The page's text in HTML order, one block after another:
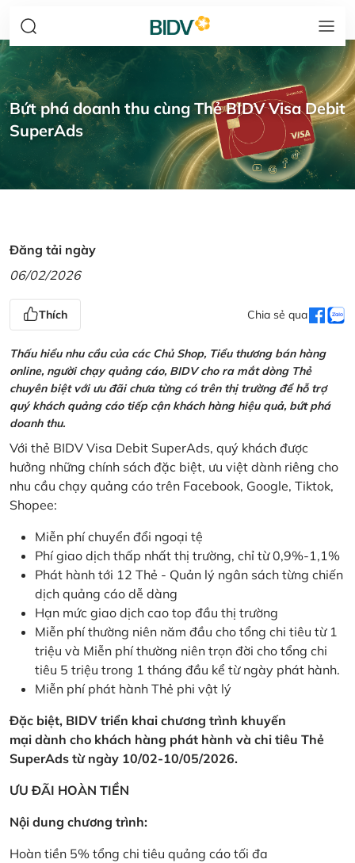
Bứt phá doanh thu cùng Thẻ BIDV Visa Debit
SuperAds
Đăng tải ngày
06/02/2026
Thích Chia sẻ qua
Thấu hiểu nhu cầu của các Chủ Shop, Tiểu thương bán hàng
online, người chạy quảng cáo, BIDV cho ra mắt dòng Thẻ
chuyên biệt với ưu đãi chưa từng có trên thị trường để hỗ trợ
quý khách quảng cáo tiếp cận khách hàng hiệu quả, bứt phá
doanh thu.
Với thẻ BIDV Visa Debit SuperAds, quý khách được
hưởng những chính sách đặc biệt, ưu việt dành riêng cho
nhu cầu chạy quảng cáo trên Facebook, Google, Tiktok,
Shopee:
Miễn phí chuyển đổi ngoại tệ
Phí giao dịch thấp nhất thị trường, chỉ từ 0,9%-1,1%
Phát hành tới 12 Thẻ - Quản lý ngân sách từng chiến
dịch quảng cáo dễ dàng
Hạn mức giao dịch cao top đầu thị trường
Miễn phí thường niên năm đầu cho tổng chi tiêu từ 1
triệu và Miễn phí thường niên trọn đời cho tổng chi
tiêu 5 triệu trong 1 tháng đầu kể từ ngày phát hành.
Miễn phí phát hành Thẻ phi vật lý
Đặc biệt, BIDV triển khai chương trình khuyến
mại dành cho khách hàng phát hành và chi tiêu Thẻ
SuperAds từ ngày 10/02-10/05/2026.
ƯU ĐÃI HOÀN TIỀN
Nội dung chương trình:
Hoàn tiền 5% tổng chi tiêu quảng cáo tối đa